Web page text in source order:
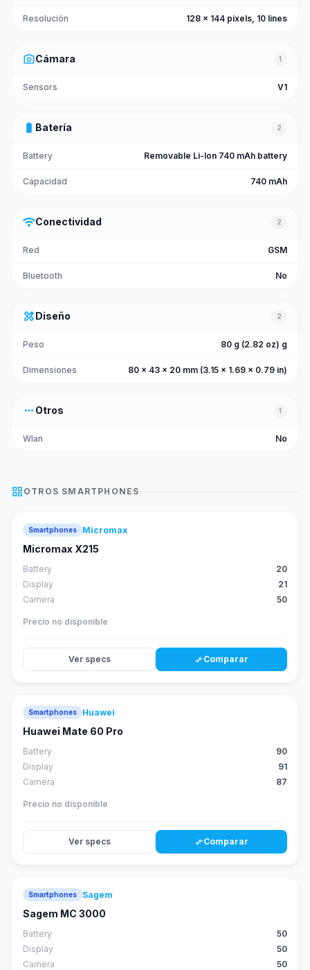
Resolución 128 x 144 pixels, 10 lines
photo_cameraCámara 1
Sensors V1
battery_full Batería 2
Battery Removable Li-Ion 740 mAh battery
Capacidad 740 mAh
wifiConectividad 2
Red GSM
Bluetooth No
design_servicesDiseño 2
Peso 80 g (2.82 oz) g
Dimensiones 80 x 43 x 20 mm (3.15 x 1.69 x 0.79 in)
more_horiz Otros 1
Wlan No
grid_view OTROS SMARTPHONES
Smartphones Micromax
Micromax X215
Battery
20
Display
21
Camera
50
Precio no disponible
Ver specs compare_arrowsComparar
Smartphones Huawei
Huawei Mate 60 Pro
Battery
90
Display
91
Camera
87
Precio no disponible
Ver specs compare_arrowsComparar
Smartphones Sagem
Sagem MC 3000
Battery
50
Display
50
Camera
50